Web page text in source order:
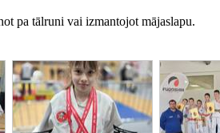
pa tālruni vai izmantojot mājaslapu.